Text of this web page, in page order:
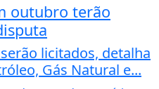
outubro terão
licitados, detalha
Gás Natural e...